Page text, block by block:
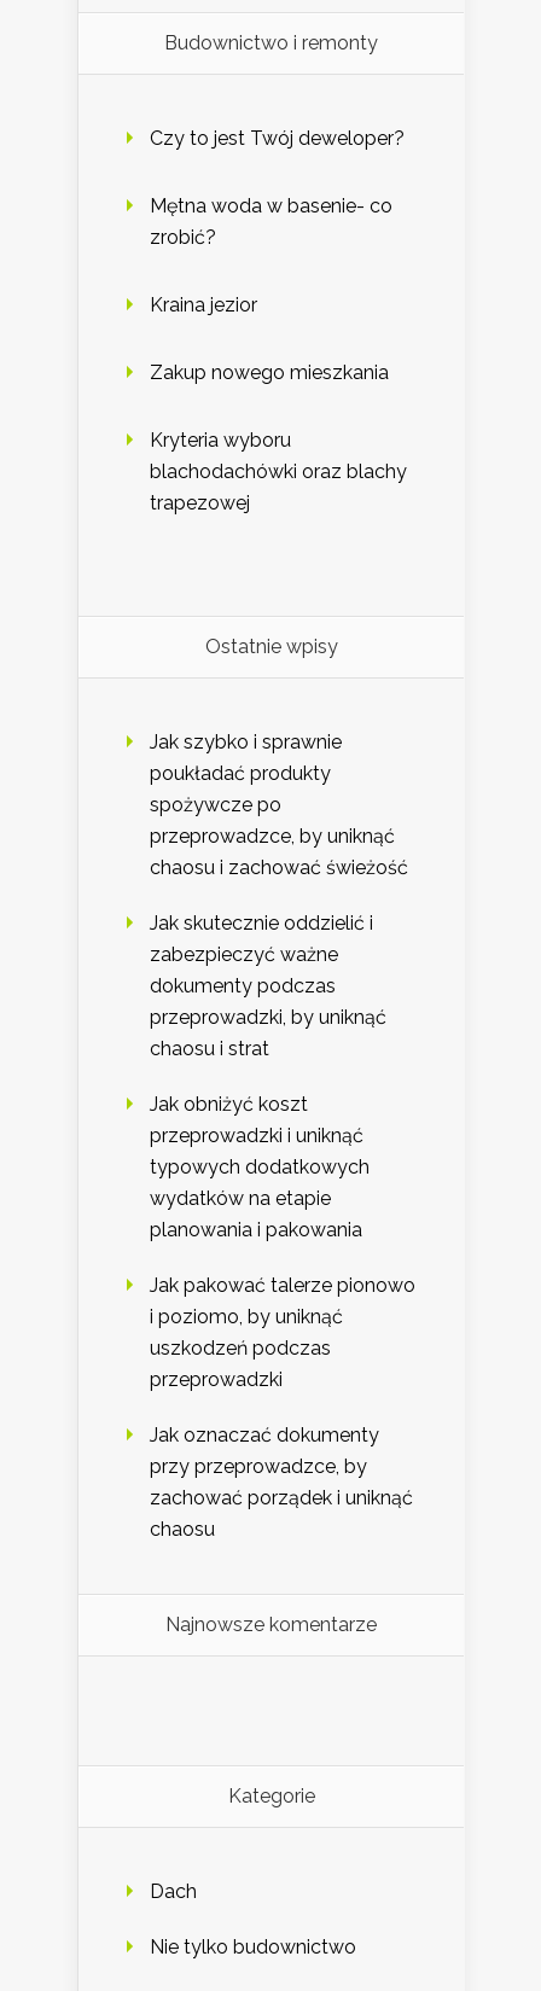
Budownictwo i remonty
Czy to jest Twój deweloper?
Mętna woda w basenie- co
zrobić?
Kraina jezior
Zakup nowego mieszkania
Kryteria wyboru
blachodachówki oraz blachy
trapezowej
Ostatnie wpisy
Jak szybko i sprawnie
poukładać produkty
spożywcze po
przeprowadzce, by uniknąć
chaosu i zachować świeżość
Jak skutecznie oddzielić i
zabezpieczyć ważne
dokumenty podczas
przeprowadzki, by uniknąć
chaosu i strat
Jak obniżyć koszt
przeprowadzki i uniknąć
typowych dodatkowych
wydatków na etapie
planowania i pakowania
Jak pakować talerze pionowo
i poziomo, by uniknąć
uszkodzeń podczas
przeprowadzki
Jak oznaczać dokumenty
przy przeprowadzce, by
zachować porządek i uniknąć
chaosu
Najnowsze komentarze
Kategorie
Dach
Nie tylko budownictwo